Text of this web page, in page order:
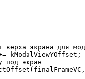
верха экрана для
kModalViewYOffset;
под экран